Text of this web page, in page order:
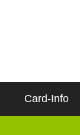
Card-Info